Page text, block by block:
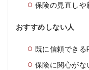
保険の見直し
おすすめしない人
既に信頼できる
保険に関心がな